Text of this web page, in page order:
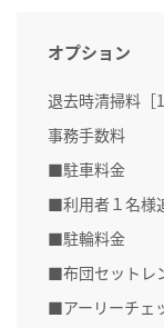
オプション
退去時清掃料［
事務手数料
■駐車料金
■利用者１名様
■駐輪料金
■布団セットレ
■アーリーチェ